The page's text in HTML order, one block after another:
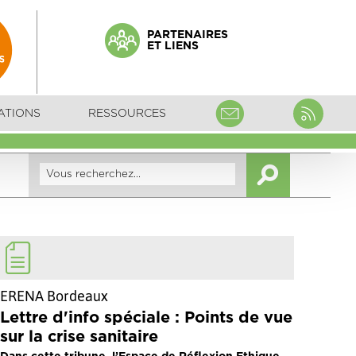
PARTENAIRES
ET LIENS
RESSOURCES
ERENA Bordeaux
Lettre d'info spéciale : Points de vue
sur la crise sanitaire